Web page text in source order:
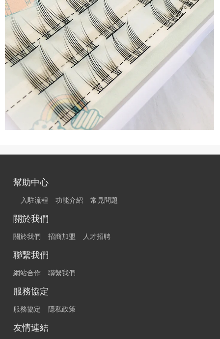
幫助中心
入駐流程 功能介紹 常見問題
關於我們
關於我們 招商加盟 人才招聘
聯繫我們
網站合作 聯繫我們
服務協定
服務協定 隱私政策
友情連結